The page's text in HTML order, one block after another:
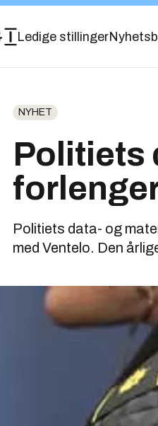
Ledige stillinger
NYHET
Politiets
Politiets data- og
med Ventelo. Den